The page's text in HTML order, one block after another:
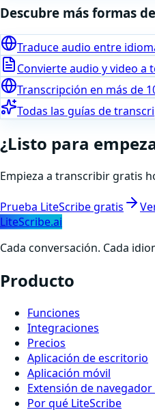
Descubre más formas
Traduce audio entre
Convierte audio y video a
Transcripción en más de
Todas las guías de
¿Listo para
Empieza a transcribir gratis
Prueba LiteScribe gratis
LiteScribe.ai
Cada conversación. Cada
Producto
Funciones
Integraciones
Precios
Aplicación de escritorio
Aplicación móvil
Extensión de
Por qué LiteScribe